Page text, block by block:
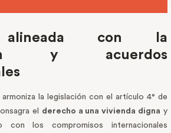
alineada con la
y acuerdos
la legislación con el artículo 4° de
el derecho a una vivienda digna y
con los compromisos internacionales